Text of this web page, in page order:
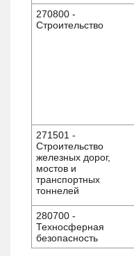
270800 -
Строительство
271501 -
Строительство
железных дорог,
мостов и
транспортных
тоннелей
280700 -
Техносферная
безопасность